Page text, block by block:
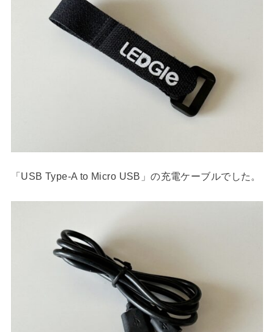
「USB Type-A to Micro USB」の充電ケーブルでした。